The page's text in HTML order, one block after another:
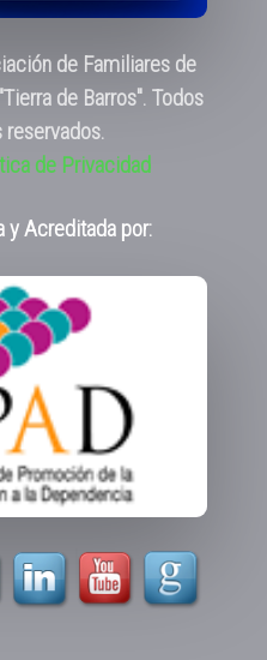
de Familiares de
de Barros". Todos
reservados.
de Privacidad
y Acreditada por: